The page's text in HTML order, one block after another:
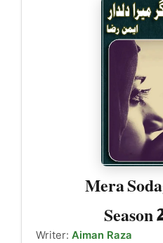
Mera
Writer: Aiman Raza